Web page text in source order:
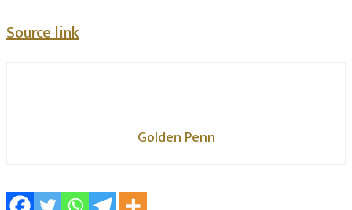
Source link
Golden Penn